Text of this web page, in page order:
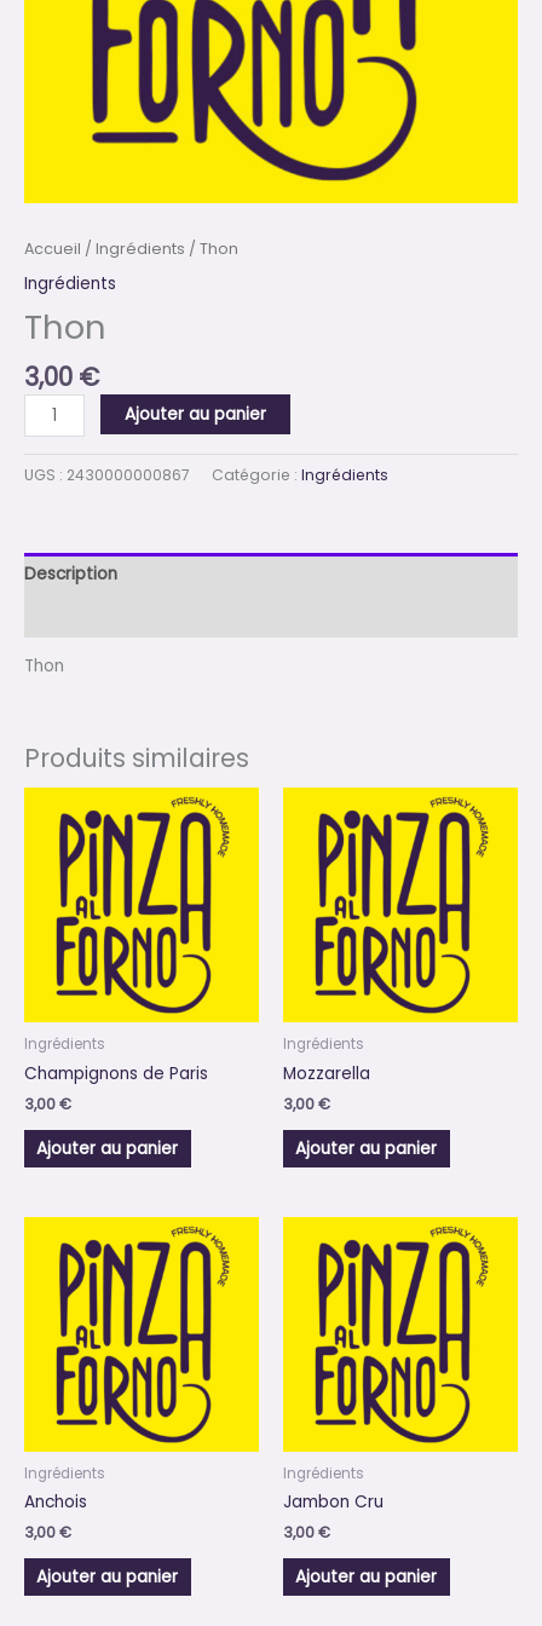
Accueil / Ingrédients / Thon
Ingrédients
Thon
3,00 €
Ajouter au panier
UGS : 2430000000867 Catégorie : Ingrédients
Description
Thon
Produits similaires
Ingrédients
Champignons de Paris
3,00€
Ajouter au panier
Ingrédients
Mozzarella
3,00€
Ajouter au panier
Ingrédients
Anchois
3,00€
Ajouter au panier
Ingrédients
Jambon Cru
3,00€
Ajouter au panier